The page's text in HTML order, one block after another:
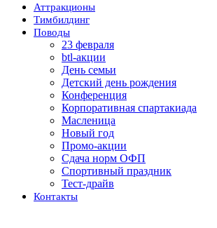
Аттракционы
Тимбилдинг
Поводы
23 февраля
btl-акции
День семьи
Детский день рождения
Конференция
Корпоративная спартакиада
Масленица
Новый год
Промо-акции
Сдача норм ОФП
Спортивный праздник
Тест-драйв
Контакты